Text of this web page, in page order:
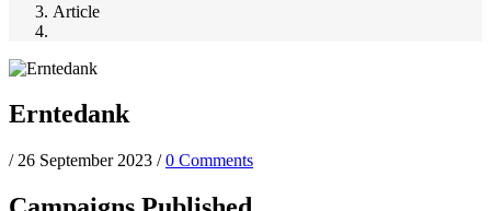
Article
Erntedank
/ 26 September 2023 /0 Comments